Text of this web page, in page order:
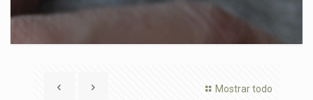
Mostrar todo